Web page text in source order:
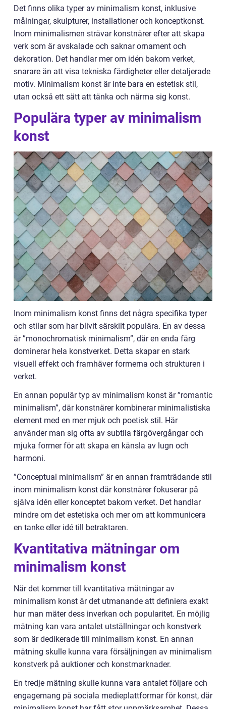
Det finns olika typer av minimalism konst, inklusive
målningar, skulpturer, installationer och konceptkonst.
Inom minimalismen strävar konstnärer efter att skapa
verk som är avskalade och saknar ornament och
dekoration. Det handlar mer om idén bakom verket,
snarare än att visa tekniska färdigheter eller detaljerade
motiv. Minimalism konst är inte bara en estetisk stil,
utan också ett sätt att tänka och närma sig konst.
Populära typer av minimalism
konst
Inom minimalism konst finns det några specifika typer
och stilar som har blivit särskilt populära. En av dessa
är ”monochromatisk minimalism”, där en enda färg
dominerar hela konstverket. Detta skapar en stark
visuell effekt och framhäver formerna och strukturen i
verket.
En annan populär typ av minimalism konst är ”romantic
minimalism”, där konstnärer kombinerar minimalistiska
element med en mer mjuk och poetisk stil. Här
använder man sig ofta av subtila färgövergångar och
mjuka former för att skapa en känsla av lugn och
harmoni.
”Conceptual minimalism” är en annan framträdande stil
inom minimalism konst där konstnärer fokuserar på
själva idén eller konceptet bakom verket. Det handlar
mindre om det estetiska och mer om att kommunicera
en tanke eller idé till betraktaren.
Kvantitativa mätningar om
minimalism konst
När det kommer till kvantitativa mätningar av
minimalism konst är det utmanande att definiera exakt
hur man mäter dess inverkan och popularitet. En möjlig
mätning kan vara antalet utställningar och konstverk
som är dedikerade till minimalism konst. En annan
mätning skulle kunna vara försäljningen av minimalism
konstverk på auktioner och konstmarknader.
En tredje mätning skulle kunna vara antalet följare och
engagemang på sociala medieplattformar för konst, där